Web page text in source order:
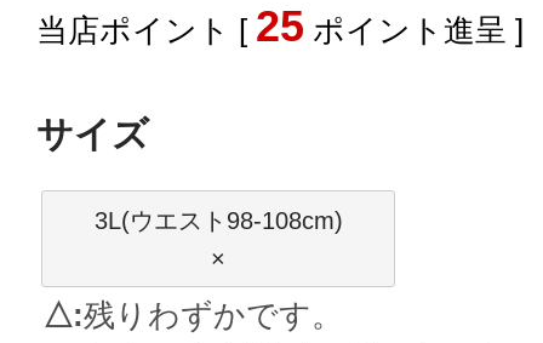
[ 25 ポイント進呈 ]
サイズ
3L(ウエスト98-108cm)
×
△ 残りわずかです。